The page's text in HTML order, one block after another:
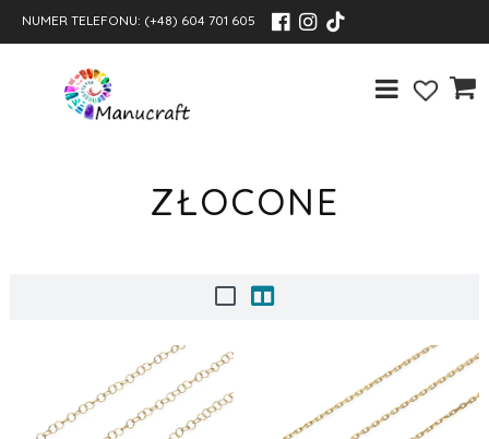
NUMER TELEFONU: (+48) 604 701 605
ZŁOCONE